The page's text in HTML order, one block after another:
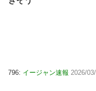
796: イージャン速報 2026/